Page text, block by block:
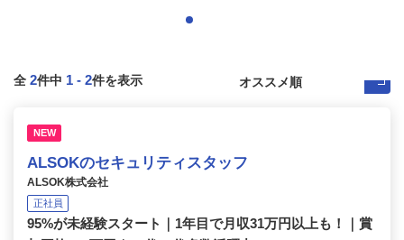
全 2件中 1 - 2件を表示
NEW
ALSOKのセキュリティスタッフ
ALSOK株式会社
正社員
95%が未経験スタート｜1年目で月収31万円以上も！｜賞